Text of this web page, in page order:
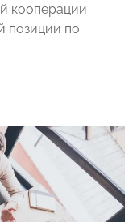
кооперации
позиции по